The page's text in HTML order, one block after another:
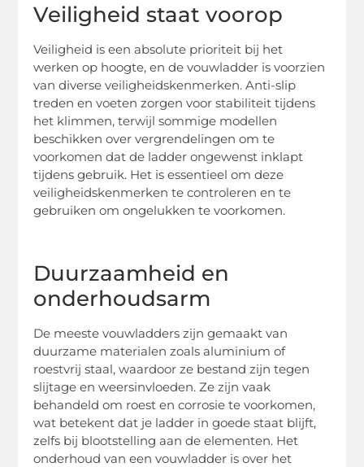
Veiligheid staat voorop
Veiligheid is een absolute prioriteit bij het
werken op hoogte, en de vouwladder is voorzien
van diverse veiligheidskenmerken. Anti-slip
treden en voeten zorgen voor stabiliteit tijdens
het klimmen, terwijl sommige modellen
beschikken over vergrendelingen om te
voorkomen dat de ladder ongewenst inklapt
tijdens gebruik. Het is essentieel om deze
veiligheidskenmerken te controleren en te
gebruiken om ongelukken te voorkomen.
Duurzaamheid en
onderhoudsarm
De meeste vouwladders zijn gemaakt van
duurzame materialen zoals aluminium of
roestvrij staal, waardoor ze bestand zijn tegen
slijtage en weersinvloeden. Ze zijn vaak
behandeld om roest en corrosie te voorkomen,
wat betekent dat je ladder in goede staat blijft,
zelfs bij blootstelling aan de elementen. Het
onderhoud van een vouwladder is over het